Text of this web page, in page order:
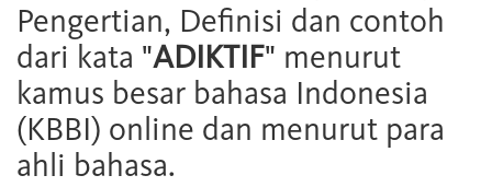
Pengertian, Definisi dan contoh
dari kata "ADIKTIF" menurut
kamus besar bahasa Indonesia
(KBBI) online dan menurut para
ahli bahasa.